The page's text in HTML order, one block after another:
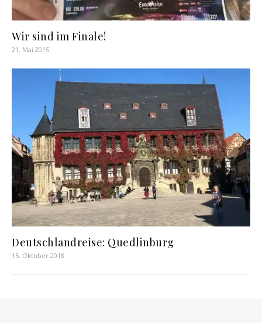
Wir sind im Finale!
21. Mai 2015
Deutschlandreise: Quedlinburg
15. Oktober 2018